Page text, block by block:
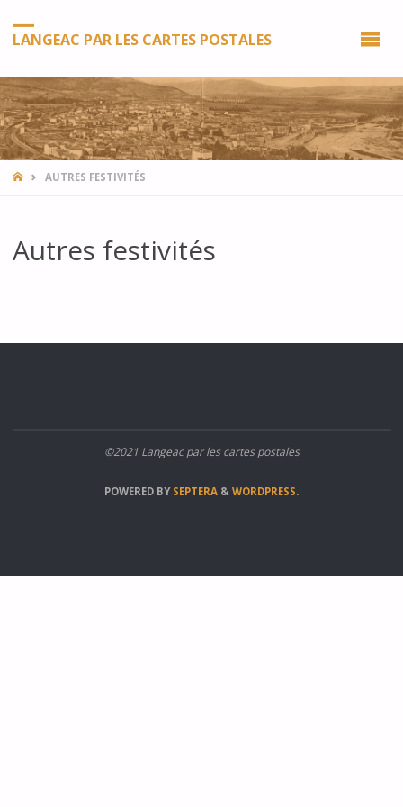
LANGEAC PAR LES CARTES POSTALES
HOMEAUTRES FESTIVITÉS
Autres festivités
©2021 Langeac par les cartes postales
POWERED BYSEPTERA & WORDPRESS.